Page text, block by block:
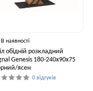
В наявності
обідній розкладний
Genesis 180-240x90x75
ясен
0 відгуків